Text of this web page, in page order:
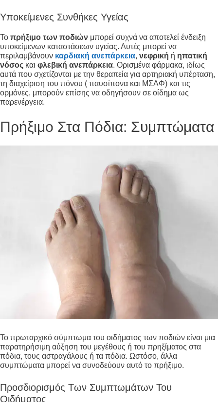
Υποκείμενες Συνθήκες Υγείας
Το πρήξιμο των ποδιών μπορεί συχνά να αποτελεί ένδειξη
υποκείμενων καταστάσεων υγείας. Αυτές μπορεί να
περιλαμβάνουν καρδιακή ανεπάρκεια, νεφρική ή ηπατική
νόσος και φλεβική ανεπάρκεια. Ορισμένα φάρμακα, ιδίως
αυτά που σχετίζονται με την θεραπεία για αρτηριακή υπέρταση,
τη διαχείριση του πόνου ( παυσίπονα και ΜΣΑΦ) και τις
ορμόνες, μπορούν επίσης να οδηγήσουν σε οίδημα ως
παρενέργεια.
Πρήξιμο Στα Πόδια: Συμπτώματα
Το πρωταρχικό σύμπτωμα του οιδήματος των ποδιών είναι μια
παρατηρήσιμη αύξηση του μεγέθους ή του πρηξίματος στα
πόδια, τους αστραγάλους ή τα πόδια. Ωστόσο, άλλα
συμπτώματα μπορεί να συνοδεύουν αυτό το πρήξιμο.
Προσδιορισμός Των Συμπτωμάτων Του
Οιδήματος